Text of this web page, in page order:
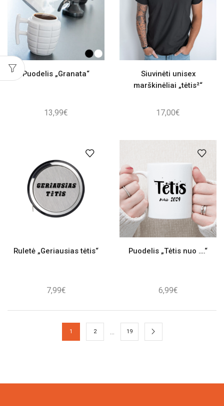
Puodelis „Granata“
13,99€
Siuvinėti unisex
marškinėliai „tėtis²“
17,00€
Ruletė „Geriausias tėtis“
7,99€
Puodelis „Tėtis nuo ….“
6,99€
1 2 … 19